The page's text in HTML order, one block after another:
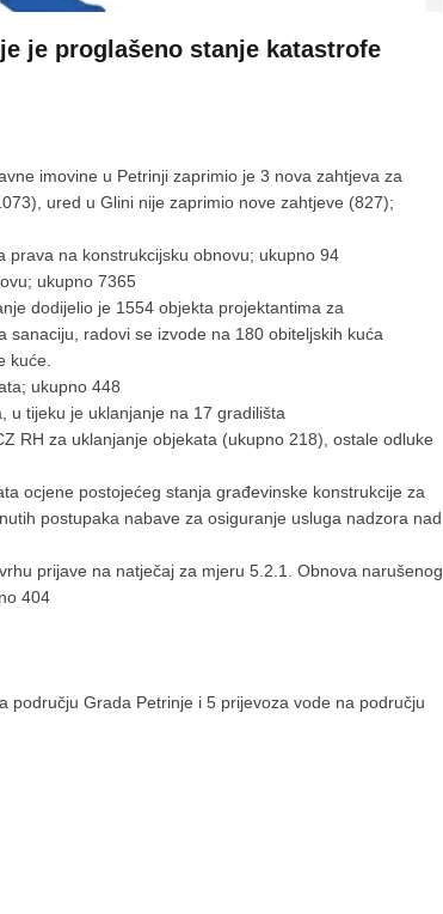
je proglašeno stanje katastrofe
imovine u Petrinji zaprimio je 3 nova zahtjeva za
ured u Glini nije zaprimio nove zahtjeve (827);
prava na konstrukcijsku obnovu; ukupno 94
ukupno 7365
dodijelio je 1554 objekta projektantima za
radovi se izvode na 180 obiteljskih kuća
kuće.
ukupno 448
u tijeku je uklanjanje na 17 gradilišta
RH za uklanjanje objekata (ukupno 218), ostale odluke
ocjene postojećeg stanja građevinske konstrukcije za
postupaka nabave za osiguranje usluga nadzora nad
prijave na natječaj za mjeru 5.2.1. Obnova narušenog
404
Grada Petrinje i 5 prijevoza vode na području